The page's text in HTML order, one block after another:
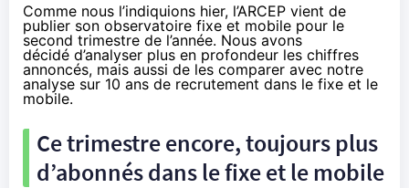
Comme nous l’indiquions hier, l’ARCEP vient de
publier son observatoire fixe et mobile pour le
second trimestre de l’année. Nous avons
décidé d’analyser plus en profondeur les chiffres
annoncés, mais aussi de les comparer avec notre
analyse sur 10 ans de recrutement dans le fixe et le
mobile.
Ce trimestre encore, toujours plus
d’abonnés dans le fixe et le mobile